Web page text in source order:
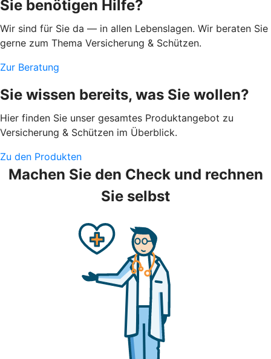
Sie benötigen Hilfe?
Wir sind für Sie da — in allen Lebenslagen. Wir beraten Sie
gerne zum Thema Versicherung & Schützen.
Zur Beratung
Sie wissen bereits, was Sie wollen?
Hier finden Sie unser gesamtes Produktangebot zu
Versicherung & Schützen im Überblick.
Zu den Produkten
Machen Sie den Check und rechnen
Sie selbst